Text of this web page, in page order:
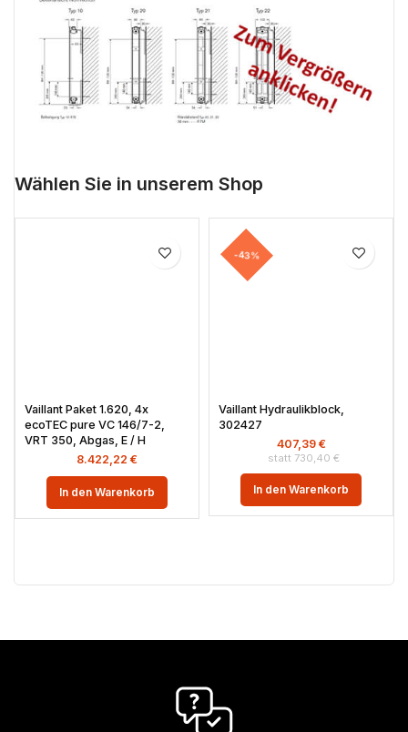
Wählen Sie in unserem Shop
Vaillant Paket 1.620, 4x
ecoTEC pure VC 146/7-2,
VRT 350, Abgas, E / H
8.422,22 €
In den Warenkorb
-43%
Vaillant Hydraulikblock,
302427
730,40 €
407,39 €
In den Warenkorb